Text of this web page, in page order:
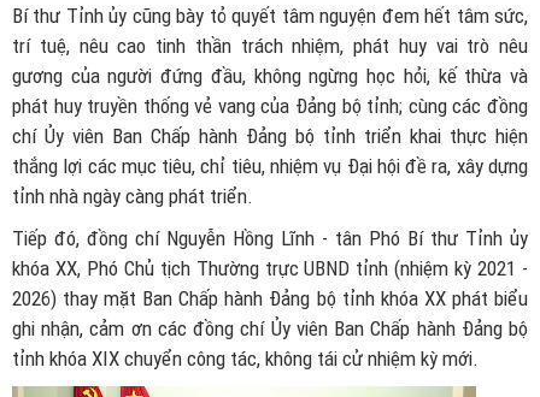
Bí thư Tỉnh ủy cũng bày tỏ quyết tâm nguyện đem hết tâm sức,
trí tuệ, nêu cao tinh thần trách nhiệm, phát huy vai trò nêu
gương của người đứng đầu, không ngừng học hỏi, kế thừa và
phát huy truyền thống vẻ vang của Đảng bộ tỉnh; cùng các đồng
chí Ủy viên Ban Chấp hành Đảng bộ tỉnh triển khai thực hiện
thắng lợi các mục tiêu, chỉ tiêu, nhiệm vụ Đại hội đề ra, xây dựng
tỉnh nhà ngày càng phát triển.
Tiếp đó, đồng chí Nguyễn Hồng Lĩnh - tân Phó Bí thư Tỉnh ủy
khóa XX, Phó Chủ tịch Thường trực UBND tỉnh (nhiệm kỳ 2021 -
2026) thay mặt Ban Chấp hành Đảng bộ tỉnh khóa XX phát biểu
ghi nhận, cảm ơn các đồng chí Ủy viên Ban Chấp hành Đảng bộ
tỉnh khóa XIX chuyển công tác, không tái cử nhiệm kỳ mới.